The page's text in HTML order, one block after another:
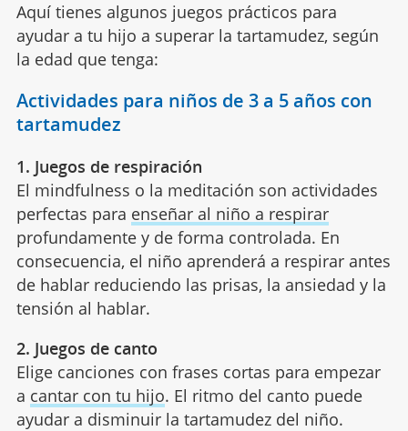
Aquí tienes algunos juegos prácticos para
ayudar a tu hijo a superar la tartamudez, según
la edad que tenga:
Actividades para niños de 3 a 5 años con
tartamudez
1. Juegos de respiración
El mindfulness o la meditación son actividades
perfectas para enseñar al niño a respirar
profundamente y de forma controlada. En
consecuencia, el niño aprenderá a respirar antes
de hablar reduciendo las prisas, la ansiedad y la
tensión al hablar.
2. Juegos de canto
Elige canciones con frases cortas para empezar
a cantar con tu hijo. El ritmo del canto puede
ayudar a disminuir la tartamudez del niño.